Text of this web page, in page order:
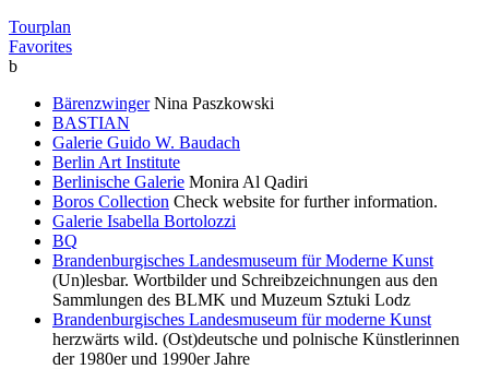
Tourplan
Favorites
b
Bärenzwinger Nina Paszkowski
BASTIAN
Galerie Guido W. Baudach
Berlin Art Institute
Berlinische Galerie Monira Al Qadiri
Boros Collection Check website for further information.
Galerie Isabella Bortolozzi
BQ
Brandenburgisches Landesmuseum für Moderne Kunst
(Un)lesbar. Wortbilder und Schreibzeichnungen aus den
Sammlungen des BLMK und Muzeum Sztuki Lodz
Brandenburgisches Landesmuseum für moderne Kunst
herzwärts wild. (Ost)deutsche und polnische Künstlerinnen
der 1980er und 1990er Jahre